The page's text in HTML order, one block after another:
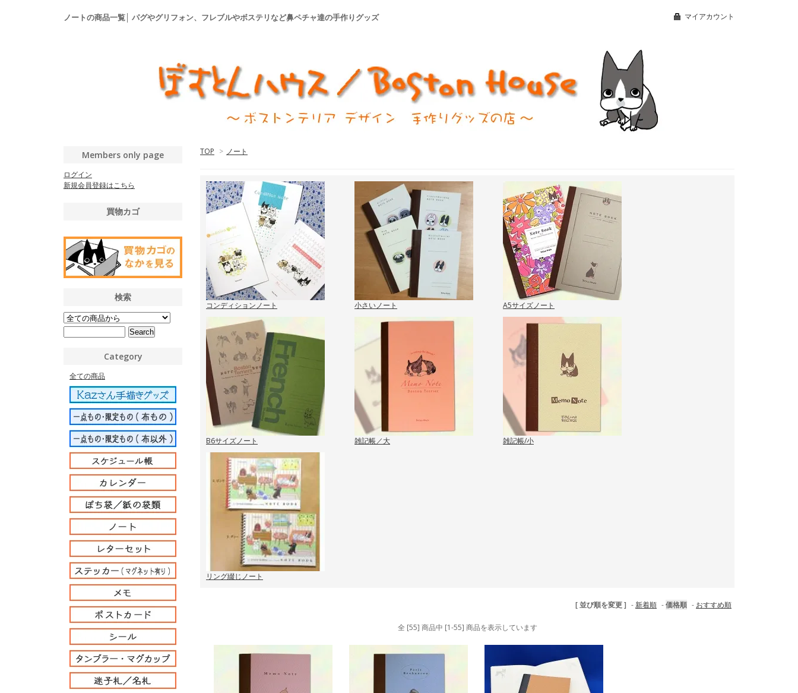
マイアカウント
ノートの商品一覧│ パグやグリフォン、フレブルやボステリなど鼻ペチャ達の手作りグッズ
TOP > ノート
コンディションノート 小さいノート A5サイズノート
B6サイズノート 雑記帳／大 雑記帳/小
リング綴じノート
[ 並び順を変更 ] -新着順 -価格順 - おすすめ順
全 [55] 商品中 [1-55] 商品を表示しています
Members only page
ログイン
新規会員登録はこちら
買物カゴ
検索
Category
全ての商品